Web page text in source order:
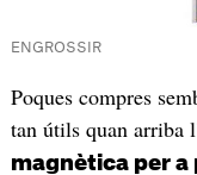
ENGROSSIR
Poques compres
tan útils quan arriba
magnètica per a